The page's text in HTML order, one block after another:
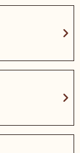
chevron_right
chevron_right